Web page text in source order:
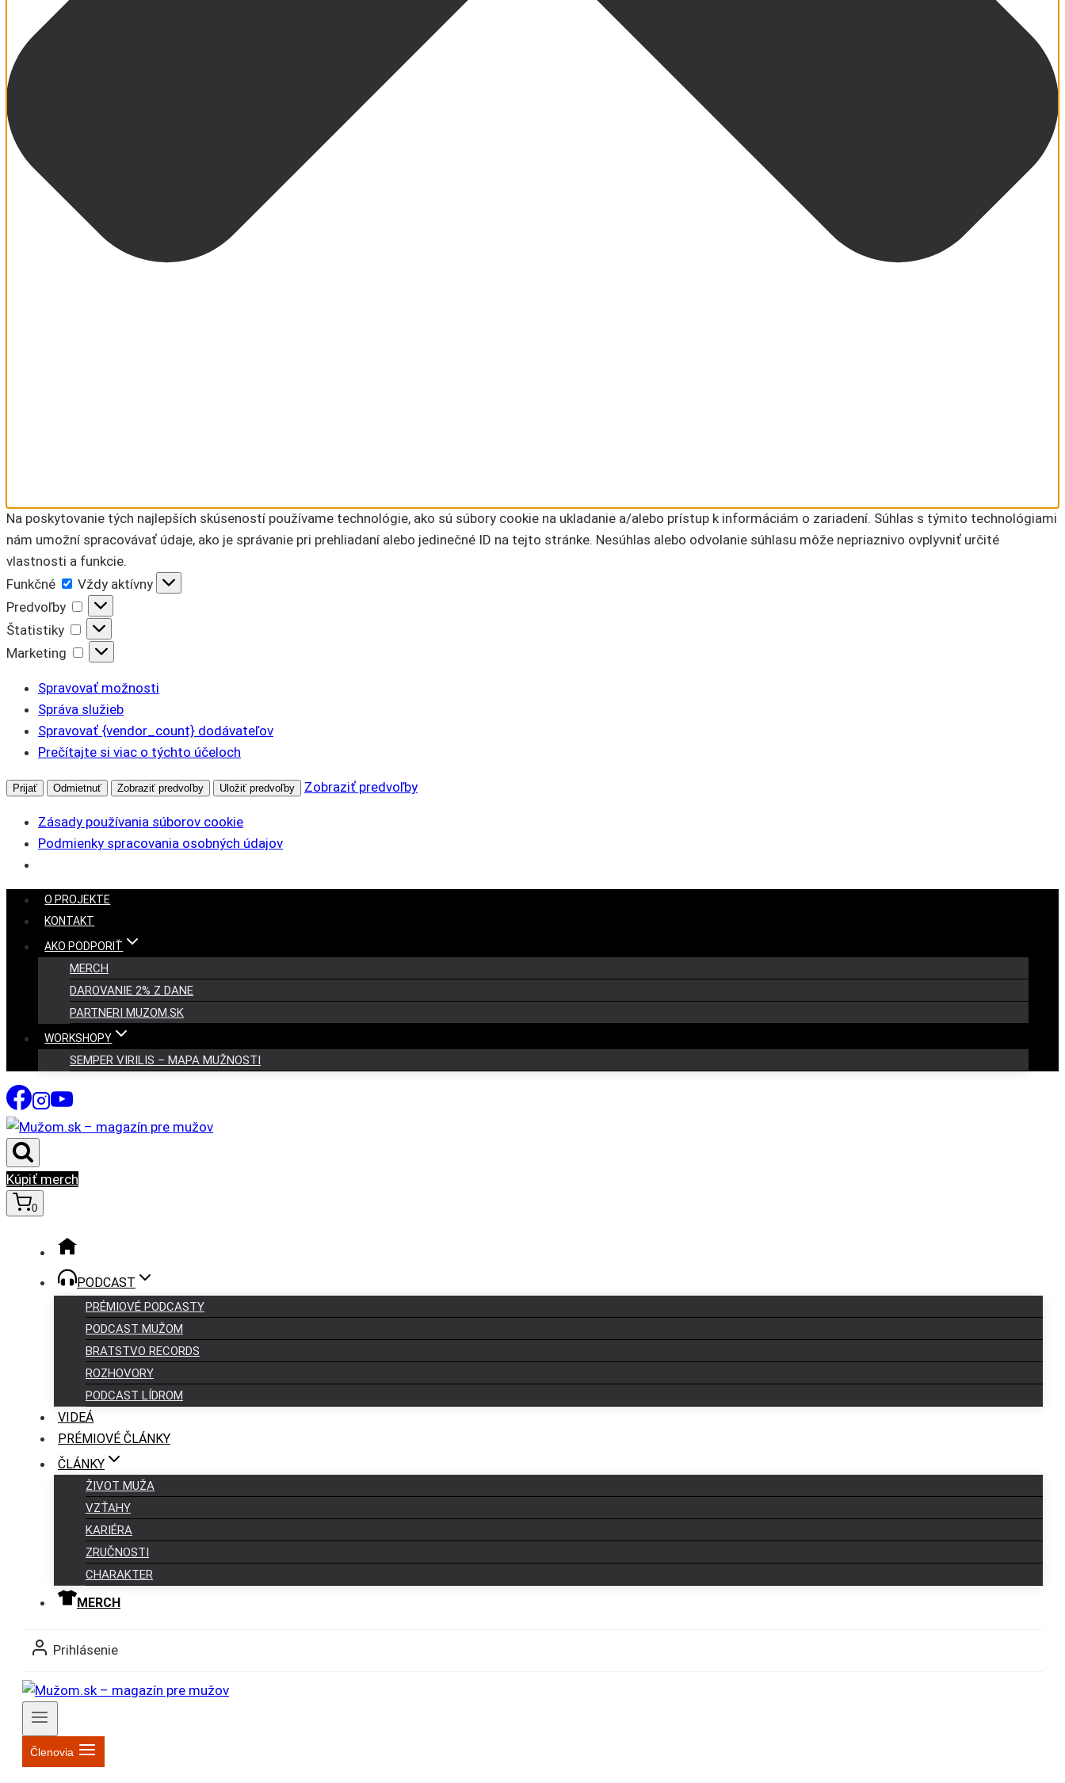
Na poskytovanie tých najlepších skúseností používame technológie, ako sú súbory cookie na ukladanie a/alebo prístup k informáciám o zariadení. Súhlas s týmito technológiami
nám umožní spracovávať údaje, ako je správanie pri prehliadaní alebo jedinečné ID na tejto stránke. Nesúhlas alebo odvolanie súhlasu môže nepriaznivo ovplyvniť určité
vlastnosti a funkcie.
Funkčné
Funkčné
Vždy aktívny
Predvoľby
Predvoľby
Štatistiky
Štatistiky
Marketing
Marketing
Spravovať možnosti
Správa služieb
Spravovať {vendor_count} dodávateľov
Prečítajte si viac o týchto účeloch
Prijať Odmietnuť Zobraziť predvoľby Uložiť predvoľby Zobraziť predvoľby
Zásady používania súborov cookie
Podmienky spracovania osobných údajov
Skip
content
O PROJEKTE
KONTAKT
AKO PODPORIŤ
MERCH
DAROVANIE 2% Z DANE
PARTNERI MUZOM.SK
WORKSHOPY
SEMPER VIRILIS – MAPA MUŽNOSTI
Kúpiť merch
0
PODCAST
PRÉMIOVÉ PODCASTY
PODCAST MUŽOM
BRATSTVO RECORDS
ROZHOVORY
PODCAST LÍDROM
VIDEÁ
PRÉMIOVÉ ČLÁNKY
ČLÁNKY
ŽIVOT MUŽA
VZŤAHY
KARIÉRA
ZRUČNOSTI
CHARAKTER
MERCH
Prihlásenie
Členovia